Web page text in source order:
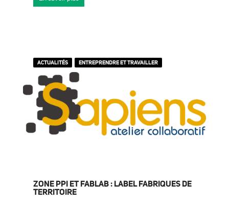
ACTUALITÉS ENTREPRENDRE ET TRAVAILLER
ZONE PPI ET FABLAB : LABEL FABRIQUES DE
TERRITOIRE